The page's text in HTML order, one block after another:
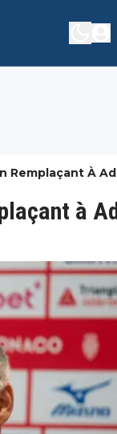
Remplaçant À
à